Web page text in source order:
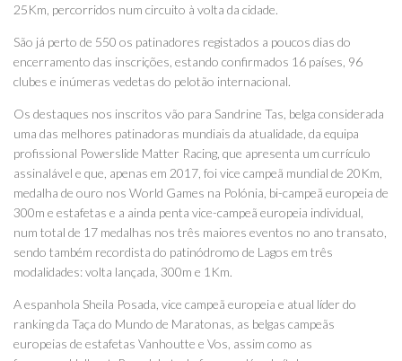
25Km, percorridos num circuito à volta da cidade.
São já perto de 550 os patinadores registados a poucos dias do
encerramento das inscrições, estando confirmados 16 países, 96
clubes e inúmeras vedetas do pelotão internacional.
Os destaques nos inscritos vão para Sandrine Tas, belga considerada
uma das melhores patinadoras mundiais da atualidade, da equipa
profissional Powerslide Matter Racing, que apresenta um currículo
assinalável e que, apenas em 2017, foi vice campeã mundial de 20Km,
medalha de ouro nos World Games na Polónia, bi-campeã europeia de
300m e estafetas e a ainda penta vice-campeã europeia individual,
num total de 17 medalhas nos três maiores eventos no ano transato,
sendo também recordista do patinódromo de Lagos em três
modalidades: volta lançada, 300m e 1Km.
A espanhola Sheila Posada, vice campeã europeia e atual líder do
ranking da Taça do Mundo de Maratonas, as belgas campeãs
europeias de estafetas Vanhoutte e Vos, assim como as